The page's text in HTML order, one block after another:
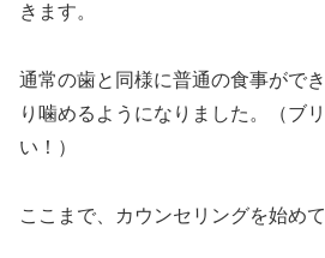
きます。
通常の歯と同様に普通の食事がで
り噛めるようになりました。（ブ
い！）
ここまで、カウンセリングを始め